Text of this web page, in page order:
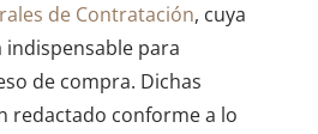
de Contratación, cuya
para
de compra. Dichas
redactado conforme a lo